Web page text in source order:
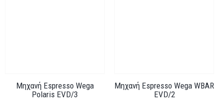
Μηχανή Espresso Wega
Polaris EVD/3
Μηχανή Espresso Wega WBAR
EVD/2